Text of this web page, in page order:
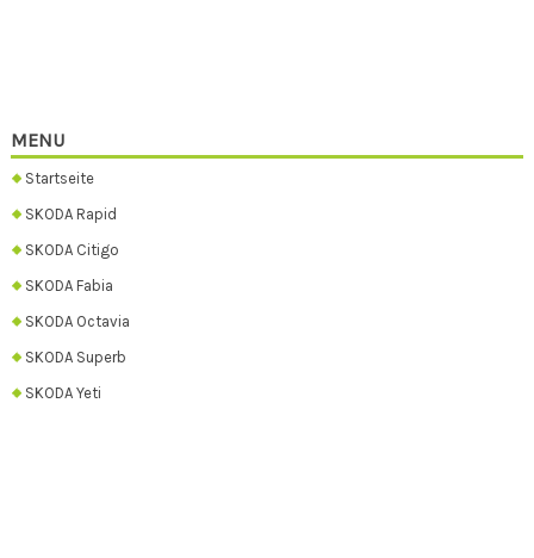
MENU
Startseite
SKODA Rapid
SKODA Citigo
SKODA Fabia
SKODA Octavia
SKODA Superb
SKODA Yeti